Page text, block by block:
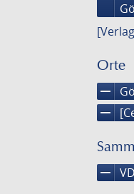
Orte
remove
remove
remove